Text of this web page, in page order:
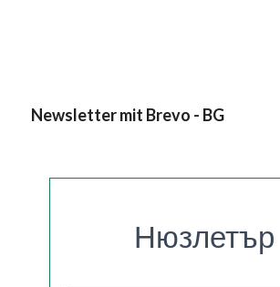
Newsletter mit Brevo - BG